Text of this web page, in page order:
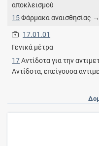
αποκλεισμού
15Φάρμακα αναισθησίας →
17.01.01
Γενικά μέτρα
17Αντίδοτα για την
Αντίδοτα, επείγουσα